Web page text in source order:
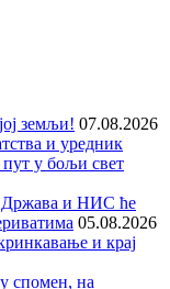
земљи! 07.08.2026
и уредник
у бољи свет
Држава и НИС ће
05.08.2026
и крај
спомен, на